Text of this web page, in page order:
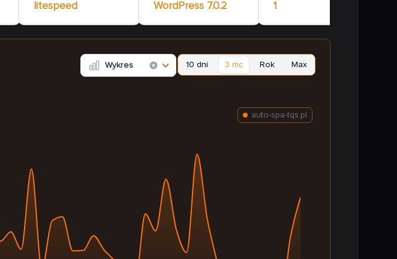
litespeed WordPress 7.0.2 1
Wykres 10 dni 3 mc Rok Max
auto-spa-tqs.pl